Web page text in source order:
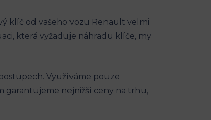
klíč od vašeho vozu ⁢Renault velmi
⁢která vyžaduje náhradu ​klíče, my
Využíváme pouze‌
⁤garantujeme nejnižší ⁢ceny na trhu,